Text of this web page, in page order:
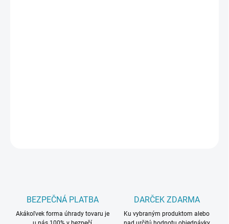
BEZPEČNÁ PLATBA
Akákoľvek forma úhrady tovaru je
DARČEK ZDARMA
Ku vybraným produktom alebo